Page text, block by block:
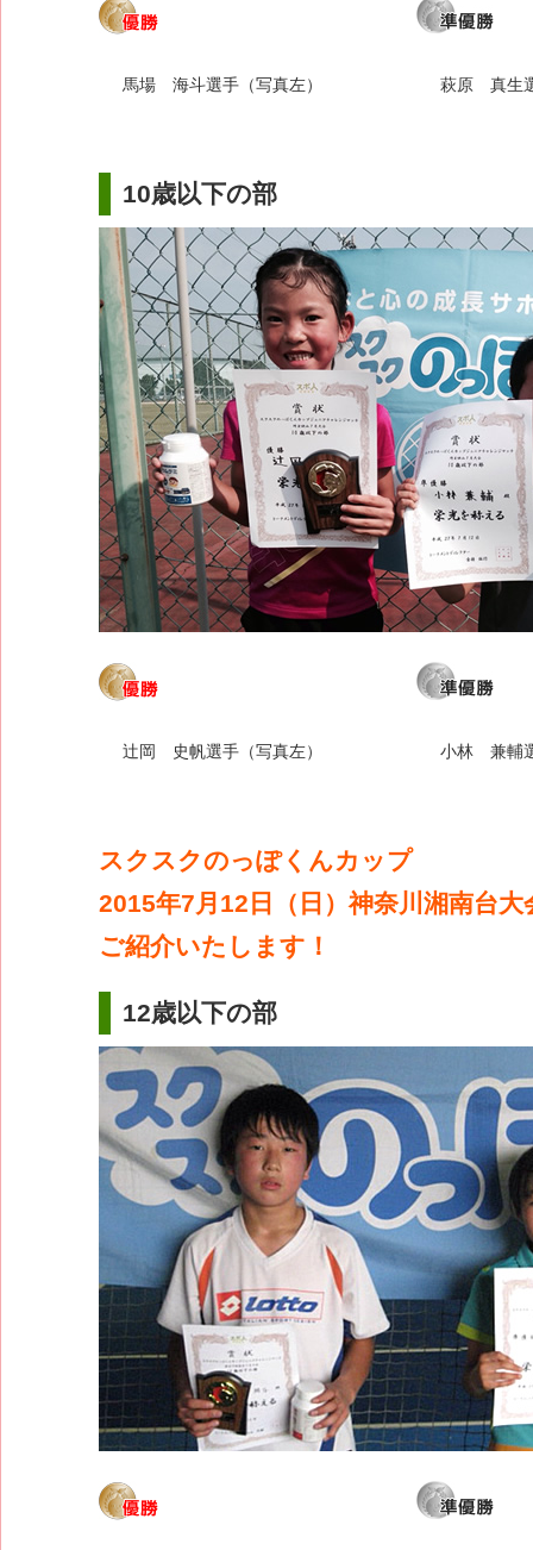
馬場 海斗選手（写真左） 萩原 真生
10歳以下の部
辻岡 史帆選手（写真左） 小林 兼輔
スクスクのっぽくんカップ
2015年7月12日（日）神奈川湘南台
ご紹介いたします！
12歳以下の部